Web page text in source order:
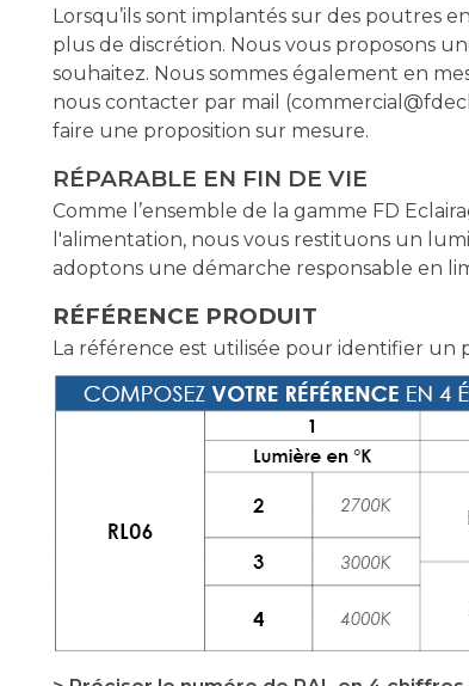
Lorsqu’ils sont implantés sur des poutres
plus de discrétion. Nous vous proposons
souhaitez. Nous sommes également en
nous contacter par mail (
faire une proposition sur mesure.
RÉPARABLE EN FIN DE VIE
Comme l’ensemble de la gamme FD
l'alimentation, nous vous restituons un
adoptons une démarche responsable en
RÉFÉRENCE PRODUIT
La référence est utilisée pour identifier